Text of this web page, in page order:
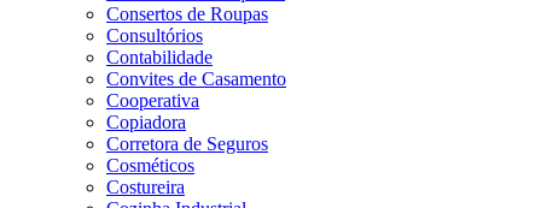
Consertos de Roupas
Consultórios
Contabilidade
Convites de Casamento
Cooperativa
Copiadora
Corretora de Seguros
Cosméticos
Costureira